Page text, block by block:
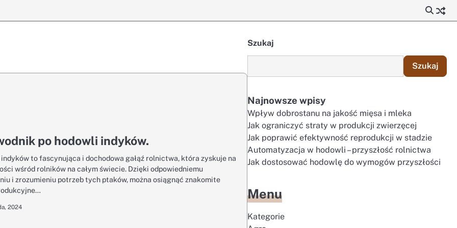
po hodowli indyków.
to fascynująca i dochodowa gałąź rolnictwa, która zyskuje na
wśród rolników na całym świecie. Dzięki odpowiedniemu
i zrozumieniu potrzeb tych ptaków, można osiągnąć znakomite
2024
Szukaj
Szukaj
Najnowsze wpisy
Wpływ dobrostanu na jakość mięsa i mleka
Jak ograniczyć straty w produkcji zwierzęcej
Jak poprawić efektywność reprodukcji w stadzie
Automatyzacja w hodowli – przyszłość rolnictwa
Jak dostosować hodowlę do wymogów przyszłości
Menu
Kategorie